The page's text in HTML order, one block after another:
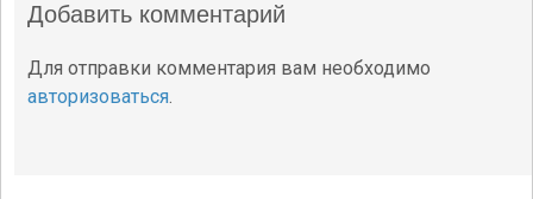
записям
Добавить комментарий
Для отправки комментария вам необходимо
авторизоваться.